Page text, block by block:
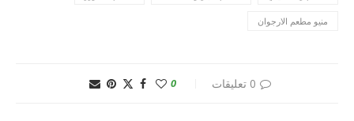
منيو مطعم الارجوان
0 تعليقات 0